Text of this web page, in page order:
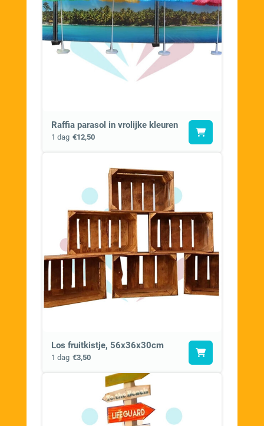
Raffia parasol in vrolijke kleuren
1 dag €12,50
Los fruitkistje, 56x36x30cm
1 dag €3,50